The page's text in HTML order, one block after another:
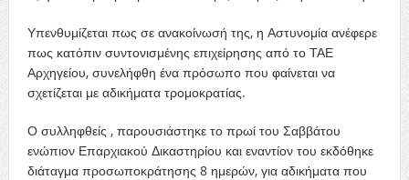
Υπενθυμίζεται πως σε ανακοίνωσή της, η Αστυνομία ανέφερε
πως κατόπιν συντονισμένης επιχείρησης από το ΤΑΕ
Αρχηγείου, συνελήφθη ένα πρόσωπο που φαίνεται να
σχετίζεται με αδικήματα τρομοκρατίας.
Ο συλληφθείς , παρουσιάστηκε το πρωί του Σαββάτου
ενώπιον Επαρχιακού Δικαστηρίου και εναντίον του εκδόθηκε
διάταγμα προσωποκράτησης 8 ημερών, για αδικήματα που